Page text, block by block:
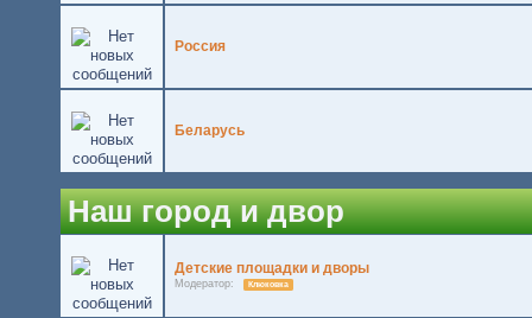
Россия
Беларусь
Наш город и двор
Детские площадки и дворы
Модератор: Клюковка